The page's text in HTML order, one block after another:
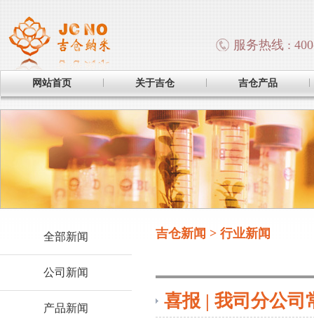
服务热线 :
网站首页 关于吉仓 吉仓产品
全部新闻
公司新闻
产品新闻
吉仓新闻 > 行业新闻
喜报 | 我司分公司